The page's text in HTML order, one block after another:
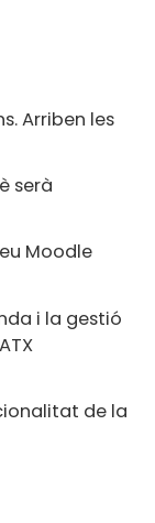
Arriben les
serà
Moodle
i la gestió
de la